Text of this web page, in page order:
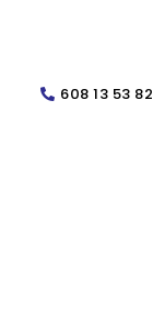
608 13 53 82